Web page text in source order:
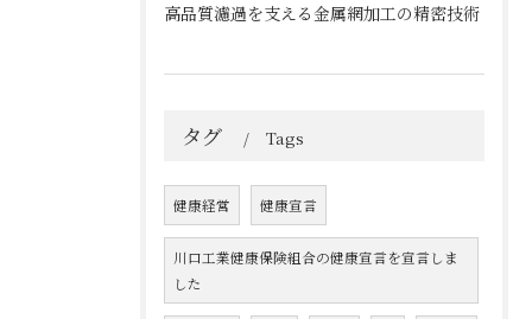
高品質濾過を支える金属網加工の精密技術
タグ Tags
健康経営 健康宣言
川口工業健康保険組合の健康宣言を宣言しま
した